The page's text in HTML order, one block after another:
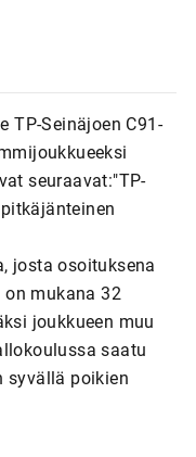
TP-Seinäjoen C91-
seuraavat:"TP-
josta osoituksena
mukana 32
joukkueen muu
saatu
syvällä poikien